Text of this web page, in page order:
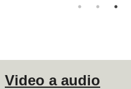
Video a audio